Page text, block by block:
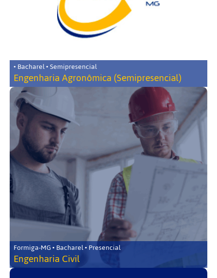
• Bacharel • Semipresencial
Engenharia Agronômica (Semipresencial)
Formiga-MG • Bacharel • Presencial
Engenharia Civil